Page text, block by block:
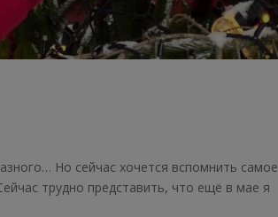
Но сейчас хочется вспомнить самое
трудно представить, что ещё в мае я